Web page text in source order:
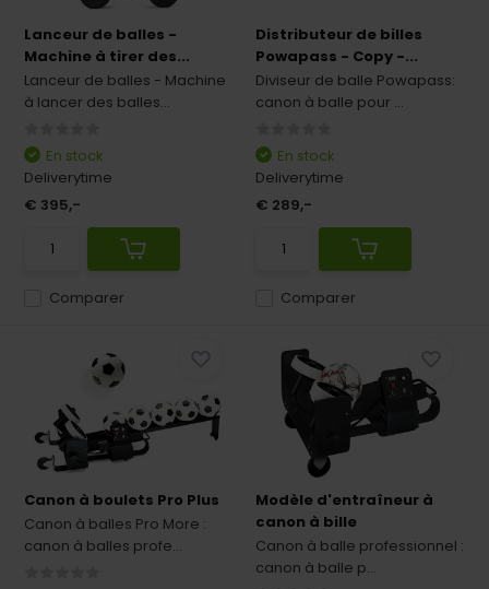
Lanceur de balles -
Machine à tirer des...
Lanceur de balles - Machine
à lancer des balles...
Comparer
En stock
Deliverytime
€ 395,-
Distributeur de billes
Powapass - Copy -...
Diviseur de balle Powapass:
canon à balle pour ...
Comparer
En stock
Deliverytime
€ 289,-
Canon à boulets Pro Plus
Canon à balles Pro More :
canon à balles profe...
Modèle d'entraîneur à
canon à bille
Canon à balle professionnel :
canon à balle p...